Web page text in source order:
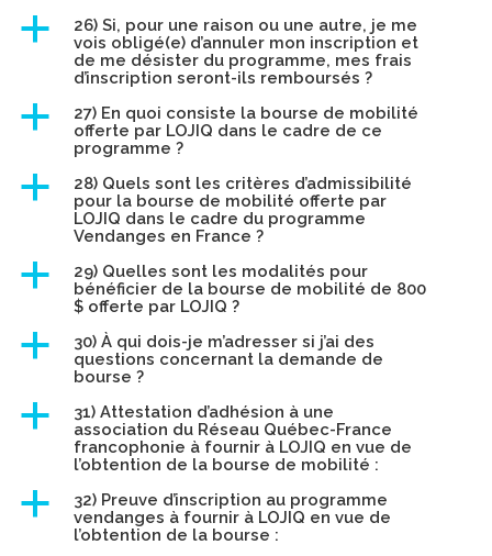
a
26) Si, pour une raison ou une autre, je me
vois obligé(e) d’annuler mon inscription et
de me désister du programme, mes frais
d’inscription seront-ils remboursés ?
a
27) En quoi consiste la bourse de mobilité
offerte par LOJIQ dans le cadre de ce
programme ?
a
28) Quels sont les critères d’admissibilité
pour la bourse de mobilité offerte par
LOJIQ dans le cadre du programme
Vendanges en France ?
a
29) Quelles sont les modalités pour
bénéficier de la bourse de mobilité de 800
$ offerte par LOJIQ ?
a
30) À qui dois-je m’adresser si j’ai des
questions concernant la demande de
bourse ?
a
31) Attestation d’adhésion à une
association du Réseau Québec-France
francophonie à fournir à LOJIQ en vue de
l’obtention de la bourse de mobilité :
a
32) Preuve d’inscription au programme
vendanges à fournir à LOJIQ en vue de
l’obtention de la bourse :